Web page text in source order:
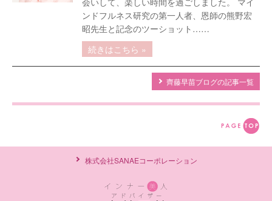
ンドフルネス研究の第一人者、恩師の熊野宏
昭先生と記念のツーショット……
続きはこちら »
齊藤早苗ブログの記事一覧
株式会社SANAEコーポレーション